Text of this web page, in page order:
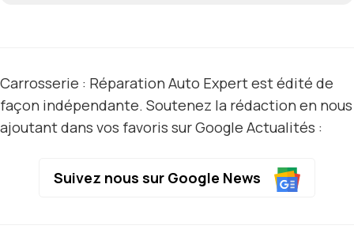
Carrosserie : Réparation Auto Expert est édité de
façon indépendante. Soutenez la rédaction en nous
ajoutant dans vos favoris sur Google Actualités :
Suivez nous sur Google News